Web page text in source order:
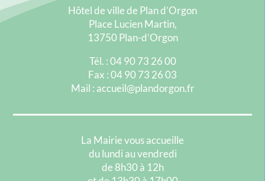
Hôtel de ville de Plan d’Orgon
Place Lucien Martin,
13750 Plan-d’Orgon
Tél. : 04 90 73 26 00
Fax : 04 90 73 26 03
Mail : accueil@plandorgon.fr
La Mairie vous accueille
du lundi au vendredi
de 8h30 à 12h